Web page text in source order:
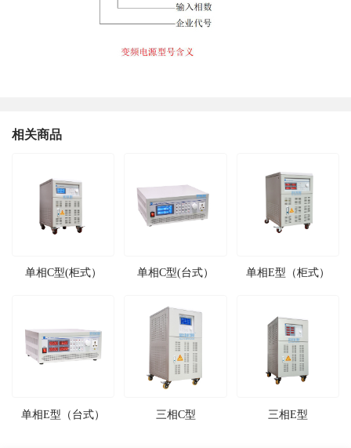
相关商品
单相C型(柜式） 单相C型(台式） 单相E型（柜式）
单相E型（台式） 三相C型 三相E型